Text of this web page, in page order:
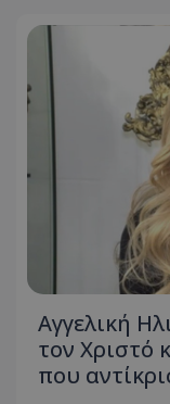
Αγγελική
τον Χριστό
που